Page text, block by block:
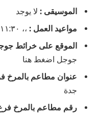
الموسيقى : لا يوجد
مواعيد العمل : ،، ١١:٣٠ص–١٢:٠٠ص
الموقع على خرائط
جوجل اضغط هنا
عنوان مطاعم بالمرخ
جدة
رقم مطاعم بالمرخ